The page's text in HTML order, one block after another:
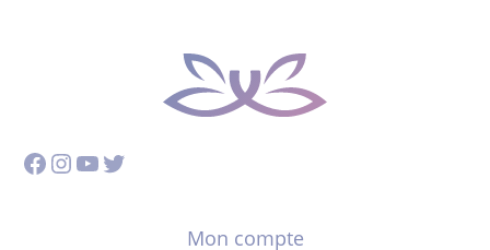
Facebook
Instagram
YouTube
Twitter
Mon compte